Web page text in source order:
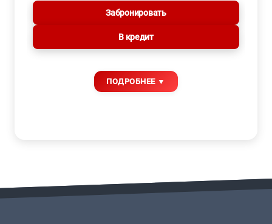
Забронировать
В кредит